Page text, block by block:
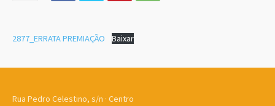
2877_ERRATA PREMIAÇÃO Baixar
Rua Pedro Celestino, s/n · Centro